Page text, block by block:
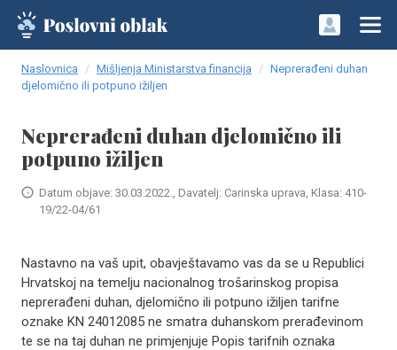
Naslovnica Mišljenja Ministarstva financija
Neprerađeni duhan
djelomično ili potpuno ižiljen
Neprerađeni duhan djelomično ili
potpuno ižiljen
Datum objave: 30.03.2022., Davatelj: Carinska uprava, Klasa: 410-
19/22-04/61
Nastavno na vaš upit, obavještavamo vas da se u Republici
Hrvatskoj na temelju nacionalnog trošarinskog propisa
neprerađeni duhan, djelomično ili potpuno ižiljen tarifne
oznake KN 24012085 ne smatra duhanskom prerađevinom
te se na taj duhan ne primjenjuje Popis tarifnih oznaka